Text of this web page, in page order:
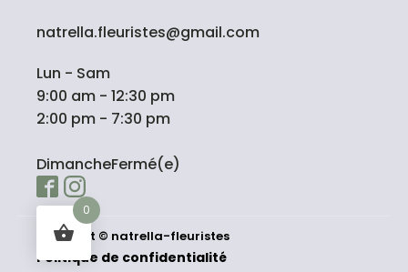
natrella.fleuristes@gmail.com
Lun - Sam
9:00 am - 12:30 pm
2:00 pm - 7:30 pm
DimancheFermé(e)
Copyright © natrella-fleuristes
Politique de confidentialité
0